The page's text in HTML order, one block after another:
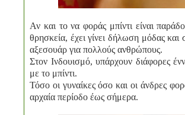
Αν και το να φοράς μπίντι είναι
θρησκεία, έχει γίνει δήλωση μόδας και
αξεσουάρ για πολλούς ανθρώπους.
Στον Ινδουισμό, υπάρχουν διάφορες
με το μπίντι.
Τόσο οι γυναίκες όσο και οι άνδρες
αρχαία περίοδο έως σήμερα.